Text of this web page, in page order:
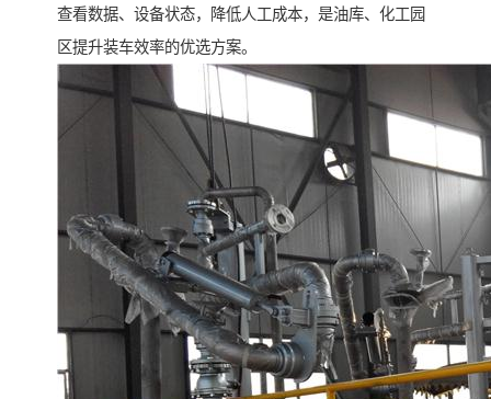
查看数据、设备状态，降低人工成本，是油库、化工园
区提升装车效率的优选方案。